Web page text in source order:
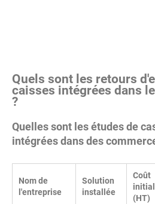
Quels sont les retours
caisses intégrées dans
?
Quelles sont les études de
intégrées dans des
Nom de
l'entreprise
Solution
installée
Coût
initial
(HT)